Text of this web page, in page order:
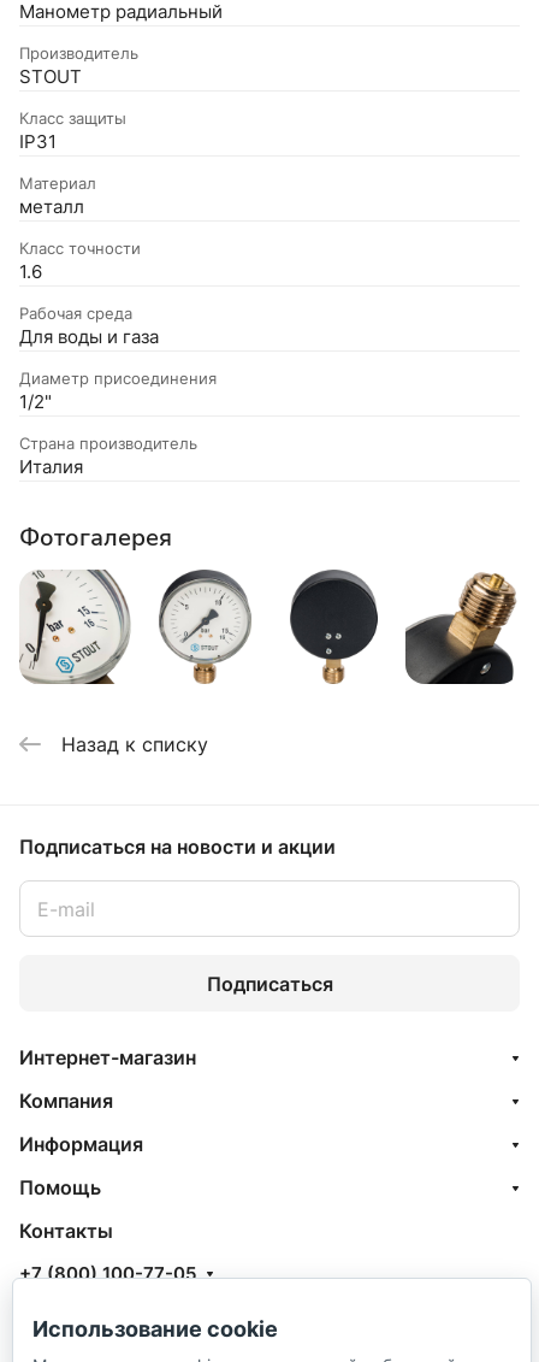
Манометр радиальный
Производитель
STOUT
Класс защиты
IP31
Материал
металл
Класс точности
1.6
Рабочая среда
Для воды и газа
Диаметр присоединения
1/2"
Страна производитель
Италия
Фотогалерея
Назад к списку
Подписаться на новости и акции
Подписаться
Интернет-магазин
Компания
Информация
Помощь
Контакты
+7 (800) 100-77-05
info@aquatehnik.com
Использование cookie